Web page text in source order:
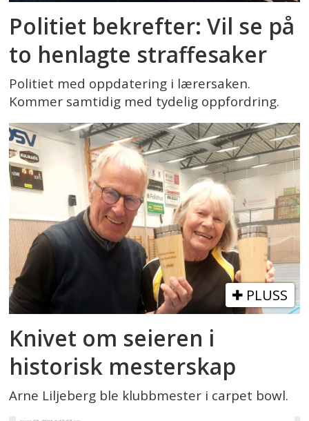
Politiet bekrefter: Vil se på
to henlagte straffesaker
Politiet med oppdatering i lærersaken.
Kommer samtidig med tydelig oppfordring.
PLUSS
Knivet om seieren i
historisk mesterskap
Arne Liljeberg ble klubbmester i carpet bowl.